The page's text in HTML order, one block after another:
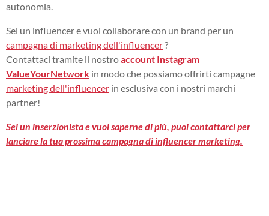
autonomia.
Sei un influencer e vuoi collaborare con un brand per un
campagna di marketing dell'influencer?
Contattaci tramite il nostroaccount Instagram
ValueYourNetwork in modo che possiamo offrirti campagne
marketing dell'influencer in esclusiva con i nostri marchi
partner!
Sei un inserzionista e vuoi saperne di più, puoi contattarci per
lanciare la tua prossima campagna di influencer marketing.